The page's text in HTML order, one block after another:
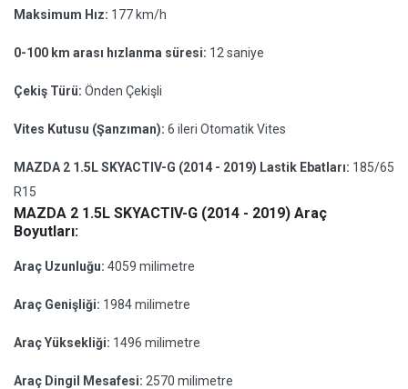
Maksimum Hız: 177 km/h
0-100 km arası hızlanma süresi: 12 saniye
Çekiş Türü: Önden Çekişli
Vites Kutusu (Şanzıman): 6 ileri Otomatik Vites
MAZDA 2 1.5L SKYACTIV-G (2014 - 2019) Lastik Ebatları: 185/65
R15
MAZDA 2 1.5L SKYACTIV-G (2014 - 2019) Araç
Boyutları:
Araç Uzunluğu: 4059 milimetre
Araç Genişliği: 1984 milimetre
Araç Yüksekliği: 1496 milimetre
Araç Dingil Mesafesi: 2570 milimetre